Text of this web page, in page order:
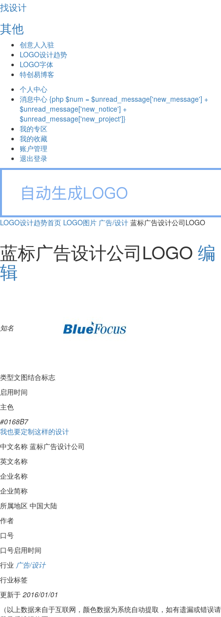
找设计
其他
创意人入驻
LOGO设计趋势
LOGO字体
特创易博客
个人中心
消息中心 {php $num = $unread_message['new_message'] +
$unread_message['new_notice'] +
$unread_message['new_project']}
我的专区
我的收藏
账户管理
退出登录
LOGO设计趋势首页 LOGO图片 广告/设计 蓝标广告设计公司LOGO
蓝标广告设计公司LOGO 编
辑
知名
类型文图结合标志
启用时间
主色
#0168B7
我也要定制这样的设计
中文名称 蓝标广告设计公司
英文名称
企业名称
企业简称
所属地区 中国大陆
作者
口号
口号启用时间
行业 广告/设计
行业标签
更新于 2016/01/01
（以上数据来自于互联网，颜色数据为系统自动提取，如有遗漏或错误请